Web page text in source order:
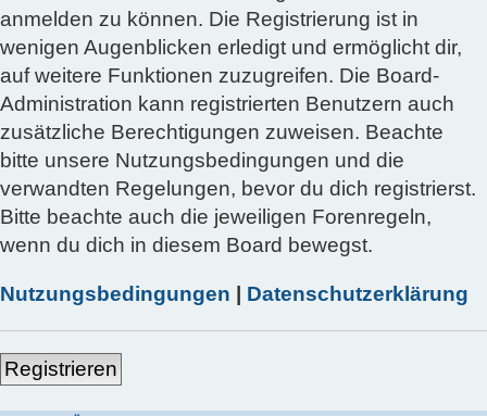
anmelden zu können. Die Registrierung ist in
wenigen Augenblicken erledigt und ermöglicht dir,
auf weitere Funktionen zuzugreifen. Die Board-
Administration kann registrierten Benutzern auch
zusätzliche Berechtigungen zuweisen. Beachte
bitte unsere Nutzungsbedingungen und die
verwandten Regelungen, bevor du dich registrierst.
Bitte beachte auch die jeweiligen Forenregeln,
wenn du dich in diesem Board bewegst.
Nutzungsbedingungen Datenschutzerklärung
Registrieren